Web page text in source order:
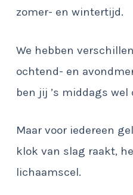
zomer- en wintertijd.
We hebben
ochtend- en
ben jij ’s middags wel
Maar voor iedereen
klok van slag raakt,
lichaamscel.